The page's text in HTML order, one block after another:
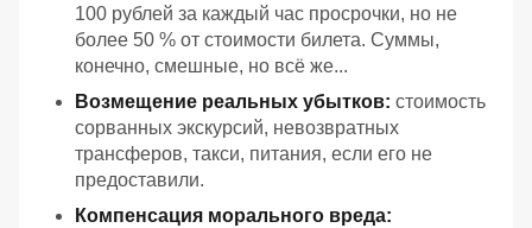
100 рублей за каждый час просрочки, но не
более 50 % от стоимости билета. Суммы,
конечно, смешные, но всё же...
Возмещение реальных убытков: стоимость
сорванных экскурсий, невозвратных
трансферов, такси, питания, если его не
предоставили.
Компенсация морального вреда: